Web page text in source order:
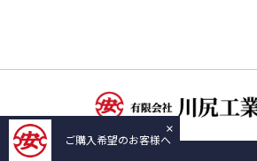
×
ご購入希望のお客様へ